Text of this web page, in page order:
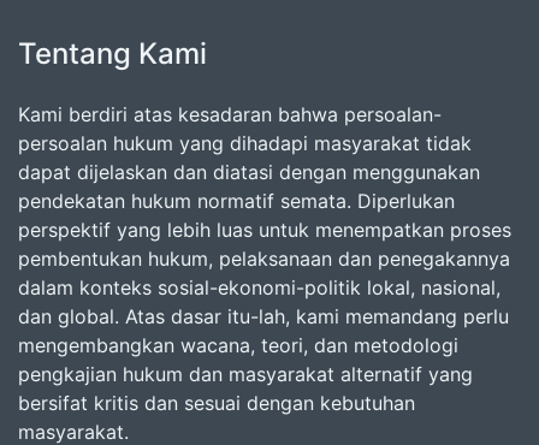
Tentang Kami
Kami berdiri atas kesadaran bahwa persoalan-
persoalan hukum yang dihadapi masyarakat tidak
dapat dijelaskan dan diatasi dengan menggunakan
pendekatan hukum normatif semata. Diperlukan
perspektif yang lebih luas untuk menempatkan proses
pembentukan hukum, pelaksanaan dan penegakannya
dalam konteks sosial-ekonomi-politik lokal, nasional,
dan global. Atas dasar itu-lah, kami memandang perlu
mengembangkan wacana, teori, dan metodologi
pengkajian hukum dan masyarakat alternatif yang
bersifat kritis dan sesuai dengan kebutuhan
masyarakat.